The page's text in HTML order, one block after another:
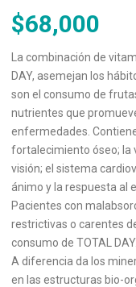
$68,000
La combinación de
DAY, asemejan los
son el consumo de
nutrientes que
enfermedades.
fortalecimiento óseo; la
visión; el sistema
ánimo y la respuesta al
Pacientes con
restrictivas o carentes
consumo de TOTAL DAY.
A diferencia da los
en las estructuras bio-